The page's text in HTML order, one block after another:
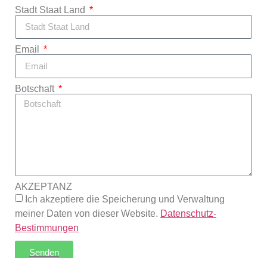
Stadt Staat Land
Email
Botschaft
AKZEPTANZ
Ich akzeptiere die Speicherung und Verwaltung
meiner Daten von dieser Website. Datenschutz-
Bestimmungen
Senden